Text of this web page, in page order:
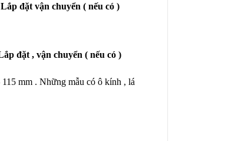
đặt vận chuyển ( nếu có )
đặt , vận chuyển ( nếu có )
mm . Những mẫu có ô kính , lá